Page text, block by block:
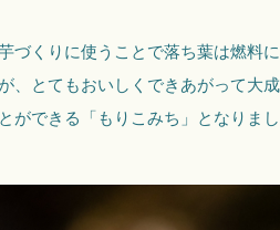
くりに使うことで落ち葉は燃料
、とてもおいしくできあがって大
できる「もりこみち」となりまし